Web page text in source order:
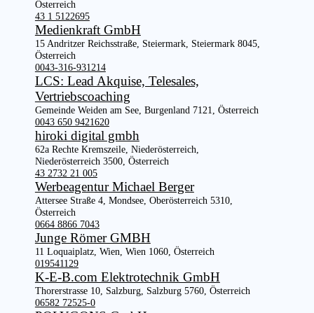
Österreich
43 1 5122695
Medienkraft GmbH
15 Andritzer Reichsstraße, Steiermark, Steiermark 8045,
Österreich
0043-316-931214
LCS: Lead Akquise, Telesales,
Vertriebscoaching
Gemeinde Weiden am See, Burgenland 7121, Österreich
0043 650 9421620
hiroki digital gmbh
62a Rechte Kremszeile, Niederösterreich,
Niederösterreich 3500, Österreich
43 2732 21 005
Werbeagentur Michael Berger
Attersee Straße 4, Mondsee, Oberösterreich 5310,
Österreich
0664 8866 7043
Junge Römer GMBH
11 Loquaiplatz, Wien, Wien 1060, Österreich
019541129
K-E-B.com Elektrotechnik GmbH
Thorerstrasse 10, Salzburg, Salzburg 5760, Österreich
06582 72525-0